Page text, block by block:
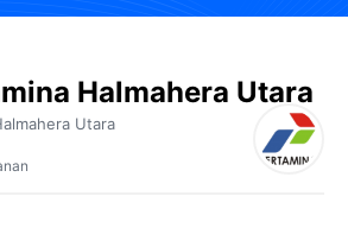
Halmahera Utara
Utara